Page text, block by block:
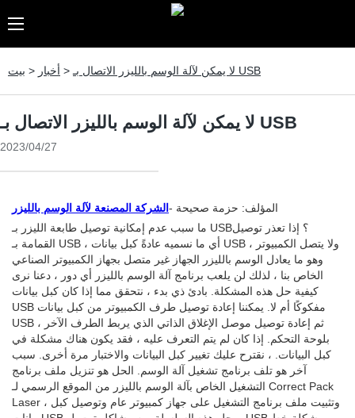
بيت > أخبار > لا يمكن لآلة الوسم بالليزر الاتصال بـ USB
لا يمكن لآلة الوسم بالليزر الاتصال بـ USB
2023/04/27
المؤلف: حزمة صحيحة - الشركة المصنعة لآلة الوسم بالليزر
ما سبب عدم إمكانية توصيل طابعة الليزر بـ USB؟ إذا تعذر توصيل
القمامة بـ USB ، أي ما نسميه عادةً كبل بيانات USB ولا يتصل الكمبيوتر ،
وهو ما يعادل الوسم بالليزر الجهاز غير متصل بجهاز الكمبيوتر الصناعي
الخاص بنا ، لذلك لن يلعب برنامج آلة الوسم بالليزر أي دور ، دعنا نرى
كيفية حل هذه المشكلة. بادئ ذي بدء ، نتحقق مما إذا كان كبل بيانات
USB مفكوكًا أم لا. يمكننا إعادة توصيل طرف الكمبيوتر من كبل بيانات
USB ، ثم إعادة توصيل موصل الإغلاق الذاتي الذي يربط الطرف الآخر
بلوحة التحكم. إذا كان لم يتم التعرف عليه ، فقد يكون هناك مشكلة في
كبل البيانات. ، نقترح عليك تغيير كبل البيانات والاختبار مرة أخرى. سبب
آخر هو تلف برنامج تشغيل آلة الوسم. الحل هو تنزيل ملف برنامج
التشغيل الخاص بآلة الوسم بالليزر من الموقع الرسمي لـ Correct Pack
Laser ، وتثبيت ملف برنامج التشغيل على جهاز كمبيوتر عام وتوصيل كبل